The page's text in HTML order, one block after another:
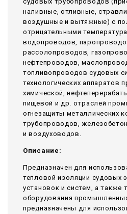
наливные, отливные,
воздушные и вытяжные) с
отрицательными
водопроводов,
рассолопроводов,
нефтепроводов,
топливопроводов судовых
технологических аппаратов
химической,
пищевой и др. отраслей
огнезащиты металлических
трубопроводов,
и воздуховодов.
Описание:
Предназначен для
тепловой изоляции судовых
установок и систем, а также
оборудования
предназначены для